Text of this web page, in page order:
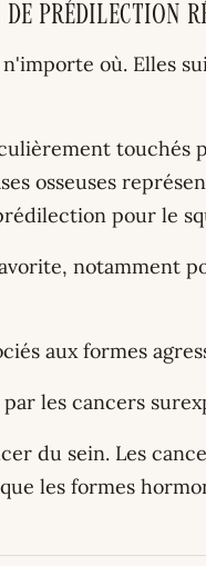
de prédilection
où. Elles
touchés
osseuses
pour le
notamment
aux formes
les cancers
du sein. Les
les formes